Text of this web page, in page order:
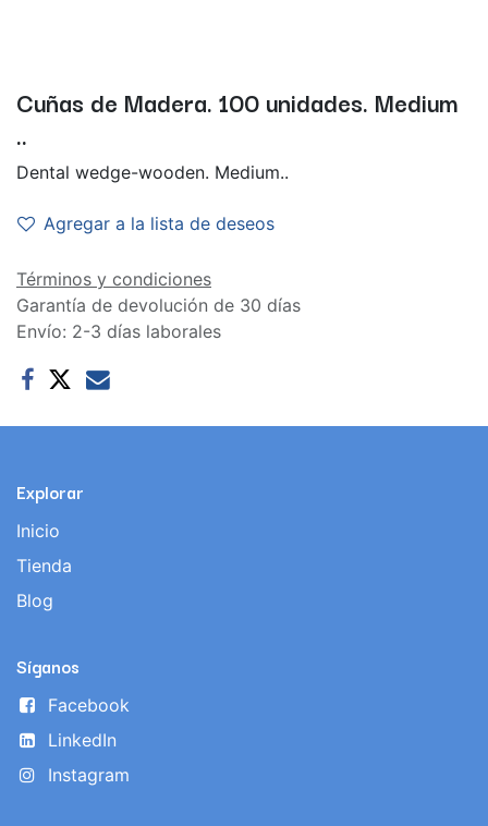
Cuñas de Madera. 100 unidades. Medium
..
Dental wedge-wooden. Medium..
Agregar a la lista de deseos
Términos y condiciones
Garantía de devolución de 30 días
Envío: 2-3 días laborales
Explorar
Inicio
Tienda
Blog
Síganos
Facebook
LinkedIn
Instagram